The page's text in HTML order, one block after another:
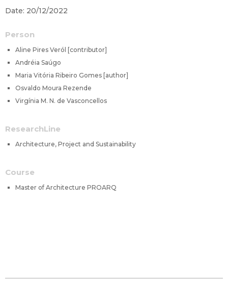
Date: 20/12/2022
Person
Aline Pires Veról [contributor]
Andréia Saúgo
Maria Vitória Ribeiro Gomes [author]
Osvaldo Moura Rezende
Virgínia M. N. de Vasconcellos
ResearchLine
Architecture, Project and Sustainability
Course
Master of Architecture PROARQ